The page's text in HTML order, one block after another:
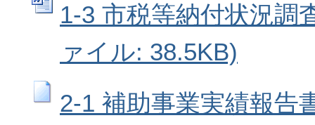
1-3 市税等納付状況調
ァイル: 38.5KB)
2-1 補助事業実績報告